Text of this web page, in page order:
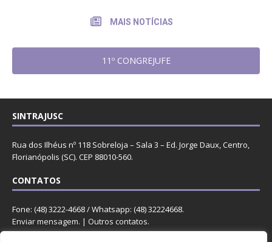
MAIS NOTÍCIAS
11º CONGREJUFE
SINTRAJUSC
Rua dos Ilhéus nº 118 Sobreloja – Sala 3 – Ed. Jorge Daux, Centro,
Florianópolis (SC). CEP 88010-560.
CONTATOS
Fone: (48) 3222-4668 / Whatsapp: (48) 32224668.
Enviar mensagem. | Outros contatos.